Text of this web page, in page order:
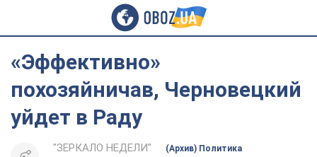
«Эффективно»
похозяйничав, Черновецкий
уйдет в Раду
"ЗЕРКАЛО НЕДЕЛИ"
(Архив) Политика